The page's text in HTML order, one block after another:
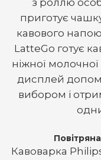
з роллю
приготує
кавового
LatteGo готує
ніжної
дисплей
вибором і
Кавоварка